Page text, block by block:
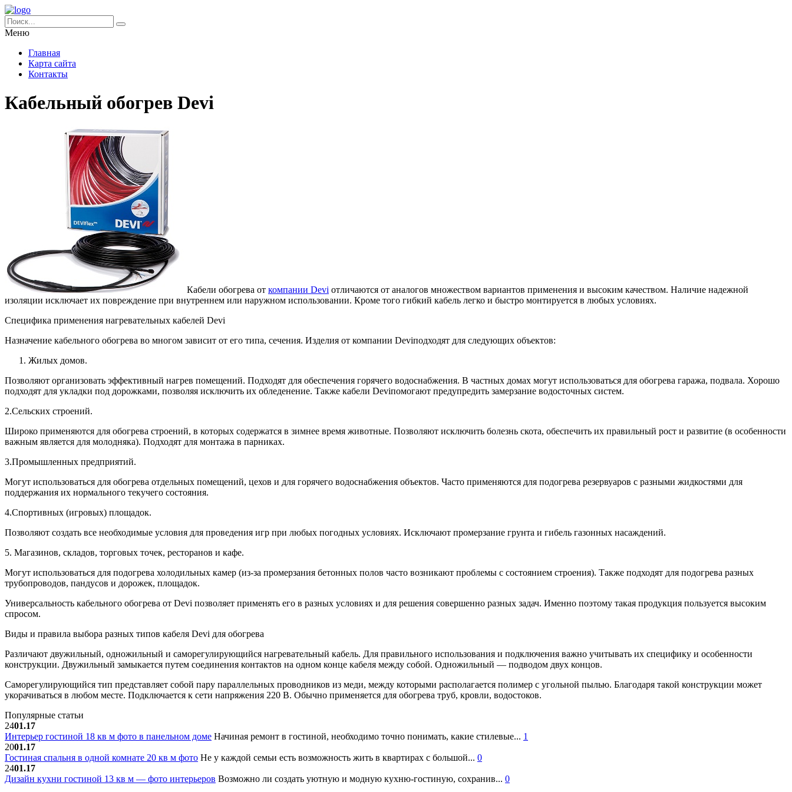
Меню
Главная
Карта сайта
Контакты
Кабельный обогрев Devi
Кабели обогрева от компании Devi отличаются от аналогов множеством вариантов применения и высоким качеством. Наличие надежной
изоляции исключает их повреждение при внутреннем или наружном использовании. Кроме того гибкий кабель легко и быстро монтируется в любых условиях.
Специфика применения нагревательных кабелей Devi
Назначение кабельного обогрева во многом зависит от его типа, сечения. Изделия от компании Deviподходят для следующих объектов:
Жилых домов.
Позволяют организовать эффективный нагрев помещений. Подходят для обеспечения горячего водоснабжения. В частных домах могут использоваться для обогрева гаража, подвала. Хорошо
подходят для укладки под дорожками, позволяя исключить их обледенение. Также кабели Deviпомогают предупредить замерзание водосточных систем.
2.Сельских строений.
Широко применяются для обогрева строений, в которых содержатся в зимнее время животные. Позволяют исключить болезнь скота, обеспечить их правильный рост и развитие (в особенности
важным является для молодняка). Подходят для монтажа в парниках.
3.Промышленных предприятий.
Могут использоваться для обогрева отдельных помещений, цехов и для горячего водоснабжения объектов. Часто применяются для подогрева резервуаров с разными жидкостями для
поддержания их нормального текучего состояния.
4.Спортивных (игровых) площадок.
Позволяют создать все необходимые условия для проведения игр при любых погодных условиях. Исключают промерзание грунта и гибель газонных насаждений.
5. Магазинов, складов, торговых точек, ресторанов и кафе.
Могут использоваться для подогрева холодильных камер (из-за промерзания бетонных полов часто возникают проблемы с состоянием строения). Также подходят для подогрева разных
трубопроводов, пандусов и дорожек, площадок.
Универсальность кабельного обогрева от Devi позволяет применять его в разных условиях и для решения совершенно разных задач. Именно поэтому такая продукция пользуется высоким
спросом.
Виды и правила выбора разных типов кабеля Devi для обогрева
Различают двужильный, одножильный и саморегулирующийся нагревательный кабель. Для правильного использования и подключения важно учитывать их специфику и особенности
конструкции. Двужильный замыкается путем соединения контактов на одном конце кабеля между собой. Одножильный — подводом двух концов.
Саморегулирующийся тип представляет собой пару параллельных проводников из меди, между которыми располагается полимер с угольной пылью. Благодаря такой конструкции может
укорачиваться в любом месте. Подключается к сети напряжения 220 В. Обычно применяется для обогрева труб, кровли, водостоков.
Популярные статьи
2401.17
Интерьер гостиной 18 кв м фото в панельном доме Начиная ремонт в гостиной, необходимо точно понимать, какие стилевые... 1
2001.17
Гостиная спальня в одной комнате 20 кв м фото Не у каждой семьи есть возможность жить в квартирах с большой... 0
2401.17
Дизайн кухни гостиной 13 кв м — фото интерьеров Возможно ли создать уютную и модную кухню-гостиную, сохранив... 0